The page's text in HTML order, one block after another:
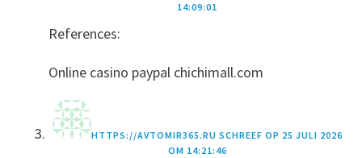
14:09:01
References:
Online casino paypal chichimall.com
HTTPS://AVTOMIR365.RU SCHREEF OP 25 JULI 2026
OM 14:21:46